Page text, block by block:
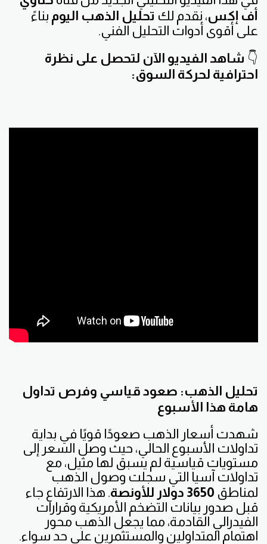
أف إكس، نقدم لك تحليل الذهب اليوم بناءً
على أقوى أدوات التحليل الفني.
👇 شاهد الفيديو الآن لتحصل على نظرة
احترافية لحركة السوق:
تحليل الذهب: صعود قياسي وفرص تداول
هامة هذا الأسبوع
شهدت أسعار الذهب صعودًا قويًا في بداية
تداولات الأسبوع الحالي، حيث وصل السعر إلى
مستويات قياسية لم يسبق لها مثيل، مع
تداولات آسيا التي سجلت وصول الذهب
لمناطق 3650 دولار للأونصة
. هذا الارتفاع جاء
قبل صدور بيانات التضخم الأمريكية وقرارات
الفيدرالي القادمة، مما يجعل الذهب محور
اهتمام المتداولين والمستثمرين على حد سواء.